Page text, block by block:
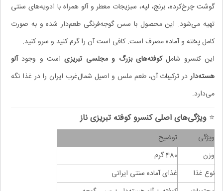
گوشت چرخ‌کرده، برنج، لپه، سبزیجات معطر و آلو همراه با ادویه‌های سنتی
تهیه می‌شود. این محصول با سس گوجه‌فرنگی طعم‌دار شده و به صورت
کامل پخته و آماده مصرف است. کافی است آن را گرم کنید و سرو کنید.
این کنسرو شاملکوفته‌های بزرگ و مجلسی تبریزیاست و وجودآلو
هسته‌داردر ترکیبات آن، طعم ملس و اصیل شمال‌غرب ایران را در غذا نگه
می‌دارد.
⭐ ویژگی‌های اصلی کنسرو کوفته تبریزی ناز
ویژگی
توضیح
وزن
480 گرم
نوع غذا
غذای آماده سنتی ایرانی